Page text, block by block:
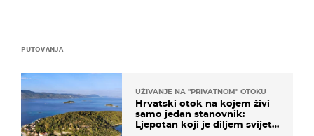
PUTOVANJA
UŽIVANJE NA "PRIVATNOM" OTOKU
Hrvatski otok na kojem živi
samo jedan stanovnik:
Ljepotan koji je diljem svijeta